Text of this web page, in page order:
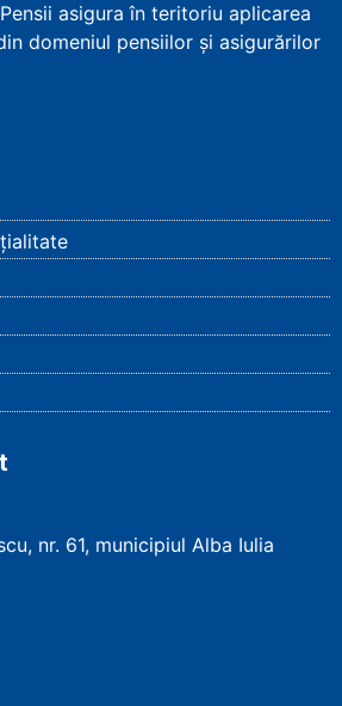
asigura în teritoriu aplicarea
domeniul pensiilor și asigurărilor
nr. 61, municipiul Alba Iulia